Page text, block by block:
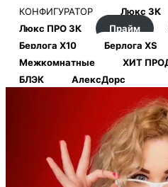
КОНФИГУРАТОР Люкс 3К
Люкс ПРО 3К
Прайм
Берлога Х10
Берлога XS
Межкомнатные
ХИТ
БЛЭК
АлексДорс